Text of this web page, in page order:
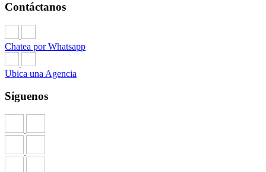
Contáctanos
Chatea por Whatsapp
Ubica una Agencia
Síguenos